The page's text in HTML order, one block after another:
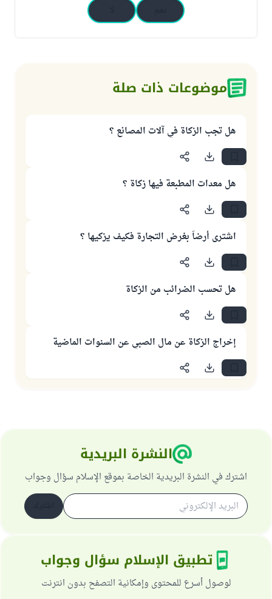
موضوعات ذات صلة
هل تجب الزكاة في آلات المصانع ؟
هل معدات المطبعة فيها زكاة ؟
اشترى أرضاً بغرض التجارة فكيف يزكيها ؟
هل تحسب الضرائب من الزكاة
إخراج الزكاة عن مال الصبي عن السنوات الماضية
النشرة البريدية
اشترك في النشرة البريدية الخاصة بموقع الإسلام سؤال وجواب
تطبيق الإسلام سؤال وجواب
لوصول أسرع للمحتوى وإمكانية التصفح بدون انترنت